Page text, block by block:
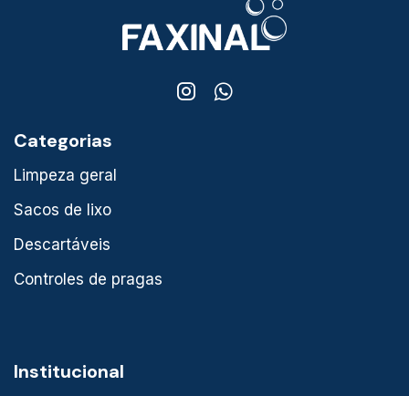
Categorias
Limpeza geral
Sacos de lixo
Descartáveis
Controles de pragas
Institucional